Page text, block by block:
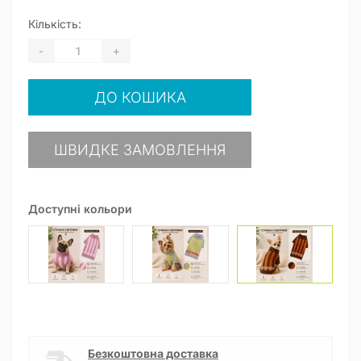
Доступні кольори
Кількість:
- +
ДО КОШИКА
ШВИДКЕ ЗАМОВЛЕННЯ
Безкоштовна доставка